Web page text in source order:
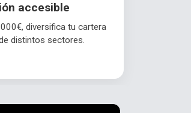
accesible
diversifica tu cartera
distintos sectores.